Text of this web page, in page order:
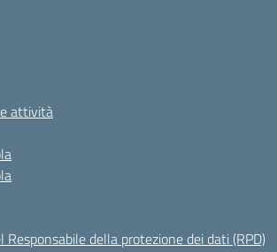
attività
della protezione dei dati (RPD)